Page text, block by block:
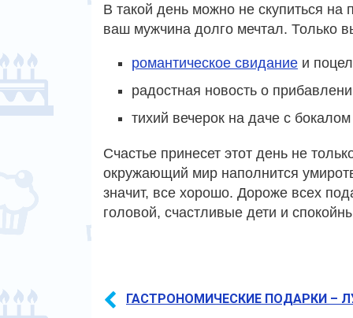
В такой день можно не скупиться на
ваш мужчина долго мечтал. Только
романтическое свидание и
радостная новость о
тихий вечерок на даче с
Счастье принесет этот день не
окружающий мир наполнится
значит, все хорошо. Дороже всех
головой, счастливые дети и
ГАСТРОНОМИЧЕСКИЕ ПОДАРКИ –